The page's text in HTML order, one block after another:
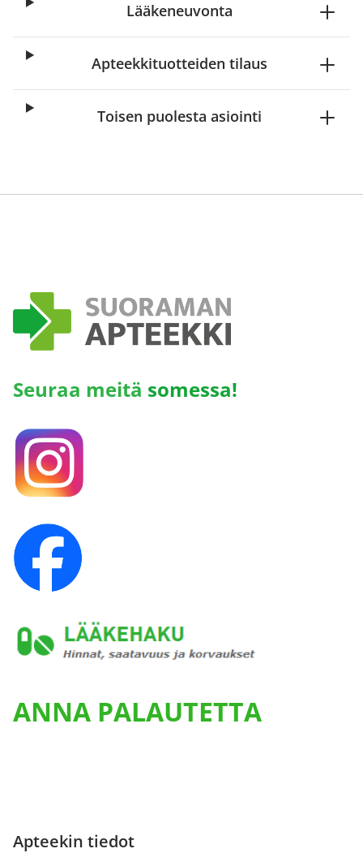
Lääkeneuvonta
Apteekkituotteiden tilaus
Toisen puolesta asiointi
Seuraa meitä somessa!
ANNA PALAUTETTA
Apteekin tiedot